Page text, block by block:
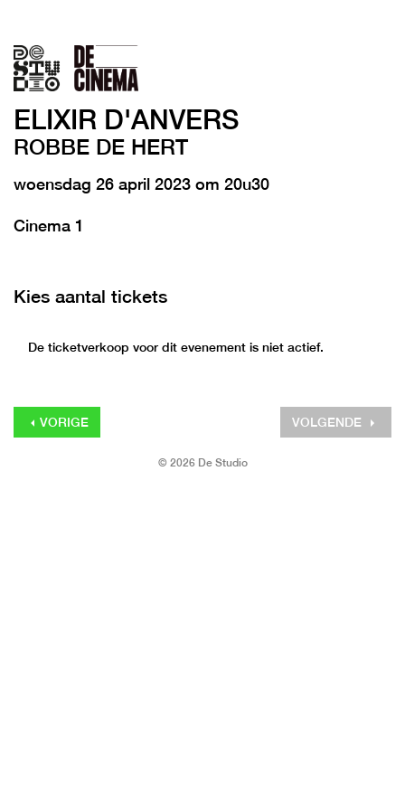
ELIXIR D'ANVERS
ROBBE DE HERT
woensdag 26 april 2023 om 20u30
Cinema 1
Kies aantal tickets
De ticketverkoop voor dit evenement is niet actief.
VORIGE VOLGENDE
© 2026 De Studio